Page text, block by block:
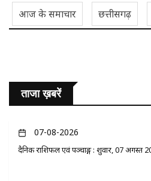
आज के समाचार छत्तीसगढ़
ताजा ख़बरें
07-08-2026
दैनिक राशिफल एवं पञ्चाङ्ग : शुक्रवार, 07 अगस्त